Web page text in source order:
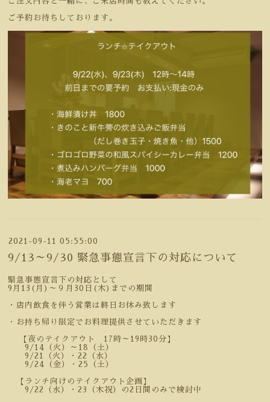
ご予約お待ちしております。
2021-09-11 05:55:00
9/13～9/30 緊急事態宣言下の対応について
緊急事態宣言下の対応として
9月13(月)～９月30日(木)までの期間
・店内飲食を伴う営業は終日お休み致します
・お持ち帰り限定でお料理提供させていただきます
【夜のテイクアウト 17時～19時30分】
9/14（火）～18（土）
9/21（火）・22（水）
9/24（金）・25（土）
【ランチ向けのテイクアウト企画】
9/22（水）・23（木祝）の2日間のみで検討中